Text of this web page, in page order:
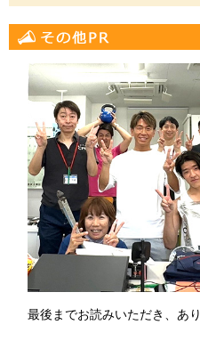
最後までお読みいただき、あ